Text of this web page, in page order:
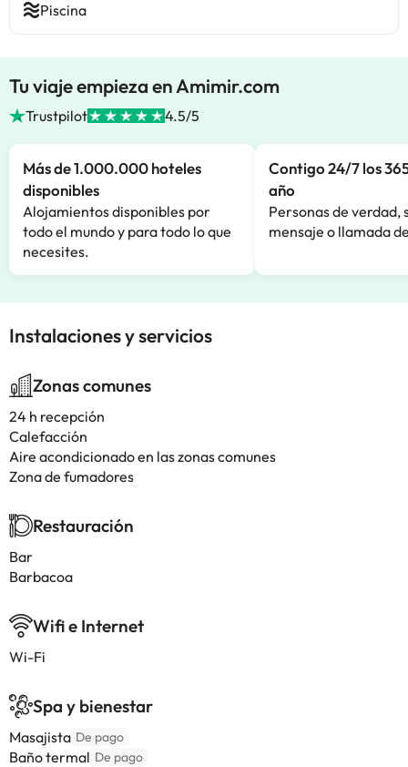
Piscina
Tu viaje empieza en Amimir.com
Trustpilot 4.5/5
Más de 1.000.000 hoteles
disponibles
Alojamientos disponibles por
todo el mundo y para todo lo que
necesites.
Contigo 24/7 los
año
Personas de verdad,
mensaje o llamada
Instalaciones y servicios
Zonas comunes
24 h recepción
Calefacción
Aire acondicionado en las zonas comunes
Zona de fumadores
Restauración
Bar
Barbacoa
Wifi e Internet
Wi-Fi
Spa y bienestar
Masajista De pago
Baño termal De pago